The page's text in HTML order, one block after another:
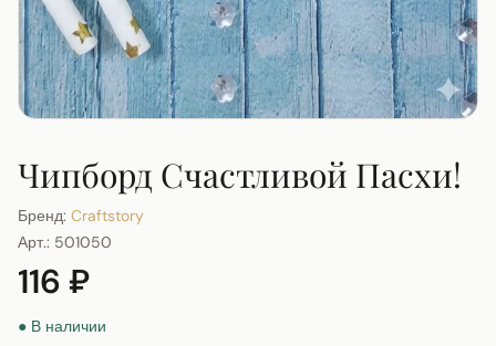
Чипборд Счастливой Пасхи!
Бренд: Craftstory
Арт.: 501050
116 ₽
● В наличии